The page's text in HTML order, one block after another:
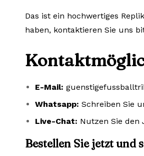
Das ist ein hochwertiges
haben, kontaktieren Sie uns
E-Mail:
Whatsapp: Schreiben Sie
Live-Chat: Nutzen Sie den
Bestellen Sie jetzt und